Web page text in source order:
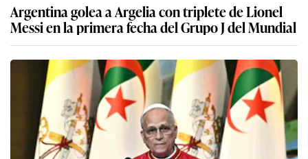
Argentina golea a Argelia con triplete de Lionel
Messi en la primera fecha del Grupo J del Mundial